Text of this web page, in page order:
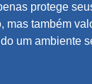
protege
mas também
um ambiente